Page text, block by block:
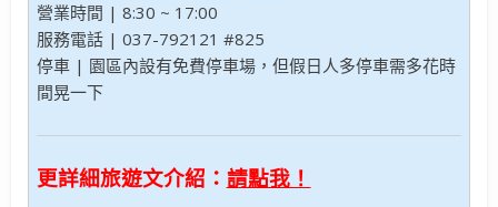
營業時間 | 8:30 ~ 17:00
服務電話 | 037-792121 #825
停車 | 園區內設有免費停車場，但假日人多停車需多花時
間晃一下
更詳細旅遊文介紹： 請點我！